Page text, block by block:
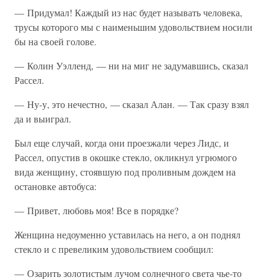
— Придумал! Каждый из нас будет называть человека,
трусы которого мы с наименьшим удовольствием носили
бы на своей голове.
— Колин Уэлленд, — ни на миг не задумавшись, сказал
Рассел.
— Ну-у, это нечестно, — сказал Алан. — Так сразу взял
да и выиграл.
Был еще случай, когда они проезжали через Лидс, и
Рассел, опустив в окошке стекло, окликнул угрюмого
вида женщину, стоявшую под проливным дождем на
остановке автобуса:
— Привет, любовь моя! Все в порядке?
Женщина недоуменно уставилась на него, а он поднял
стекло и с превеликим удовольствием сообщил:
— Озарить золотистым лучом солнечного света чье-то